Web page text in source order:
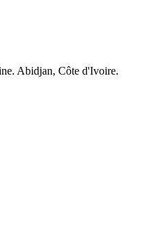
Abidjan, Côte d'Ivoire.